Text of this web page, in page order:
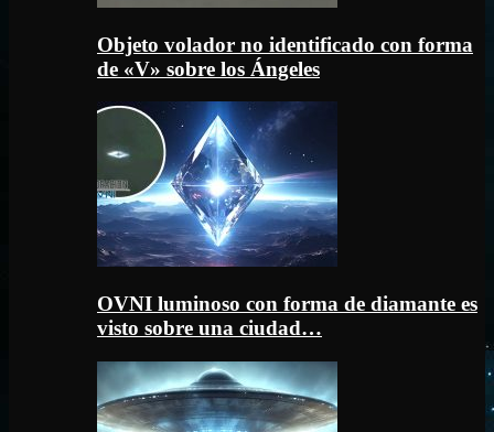
Objeto volador no identificado con forma
de «V» sobre los Ángeles
OVNI luminoso con forma de diamante es
visto sobre una ciudad…